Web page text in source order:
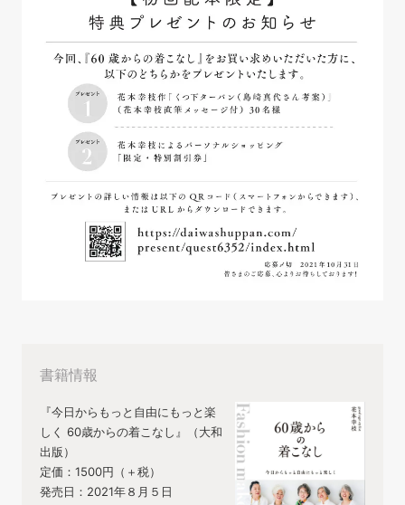
書籍情報
『今日からもっと自由にもっと楽
しく 60歳からの着こなし』（大和
出版）
定価：1500円（＋税）
発売日：2021年８月５日